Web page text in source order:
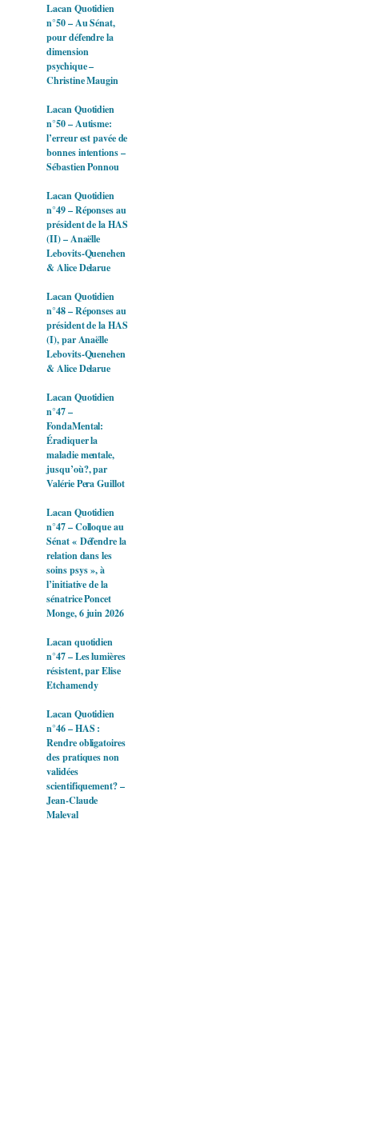
Lacan Quotidien
n°50 – Au Sénat,
pour défendre la
dimension
psychique –
Christine Maugin
Lacan Quotidien
n°50 – Autisme:
l’erreur est pavée de
bonnes intentions –
Sébastien Ponnou
Lacan Quotidien
n°49 – Réponses au
président de la HAS
(II) – Anaëlle
Lebovits-Quenehen
& Alice Delarue
Lacan Quotidien
n°48 – Réponses au
président de la HAS
(I), par Anaëlle
Lebovits-Quenehen
& Alice Delarue
Lacan Quotidien
n°47 –
FondaMental:
Éradiquer la
maladie mentale,
jusqu’où?, par
Valérie Pera Guillot
Lacan Quotidien
n°47 – Colloque au
Sénat « Défendre la
relation dans les
soins psys », à
l’initiative de la
sénatrice Poncet
Monge, 6 juin 2026
Lacan quotidien
n°47 – Les lumières
résistent, par Elise
Etchamendy
Lacan Quotidien
n°46 – HAS :
Rendre obligatoires
des pratiques non
validées
scientifiquement? –
Jean-Claude
Maleval